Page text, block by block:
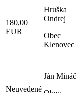
180,00
EUR
Hruška
Ondrej
Obec
Klenovec
Neuvedené
Ján Mináč